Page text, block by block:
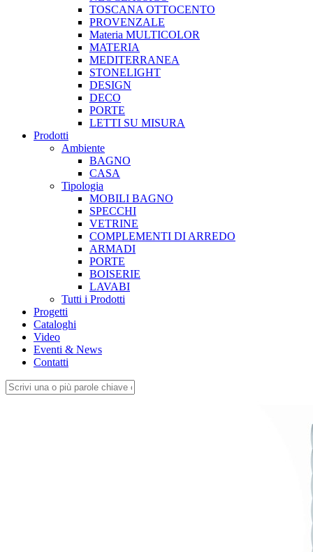
TOSCANA OTTOCENTO
PROVENZALE
Materia MULTICOLOR
MATERIA
MEDITERRANEA
STONELIGHT
DESIGN
DECO
PORTE
LETTI SU MISURA
Prodotti
Ambiente
BAGNO
CASA
Tipologia
MOBILI BAGNO
SPECCHI
VETRINE
COMPLEMENTI DI ARREDO
ARMADI
PORTE
BOISERIE
LAVABI
Tutti i Prodotti
Progetti
Cataloghi
Video
Eventi & News
Contatti